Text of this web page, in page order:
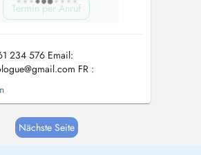
Termin per Anruf
234 576 Email:
FR :
online ( --> via teams) Consultation
mais aussi lors d'une
( --> via Teams )
à domicile (--> awer och ...
Nächste Seite